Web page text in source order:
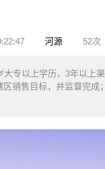
河源 52次
大专以上学历，3年以上
销售目标，并监督完成